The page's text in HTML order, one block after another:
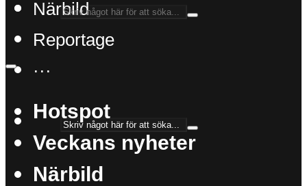
Närbild
Reportage
···
Hotspot
Veckans nyheter
Närbild